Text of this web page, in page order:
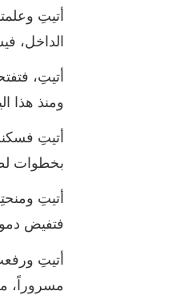
أتيتِ
الداخل،
أتيتِ،
ومنذ هذا
أتيتِ
بخطوات
أتيتِ
فتفيض
أتيتِ
مسروراً،